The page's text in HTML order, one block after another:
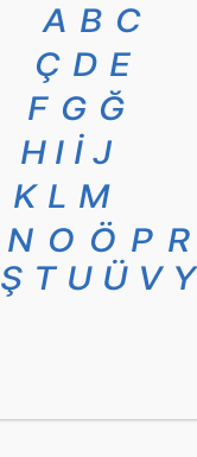
A B C
Ç D E
F G Ğ
H I İ J
K L M
N O Ö P R
Ş T U Ü V Y